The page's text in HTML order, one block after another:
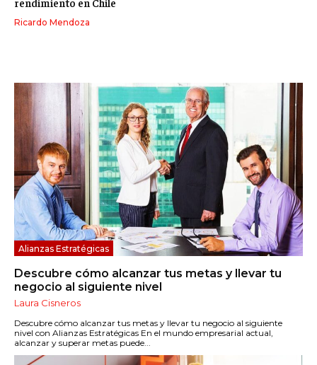
Alianzas Estratégicas
Descubre cómo alcanzar tus metas y llevar tu
negocio al siguiente nivel
Laura Cisneros
Descubre cómo alcanzar tus metas y llevar tu negocio al siguiente
nivel con Alianzas Estratégicas En el mundo empresarial actual,
alcanzar y superar metas puede...
Ricardo Mendoza